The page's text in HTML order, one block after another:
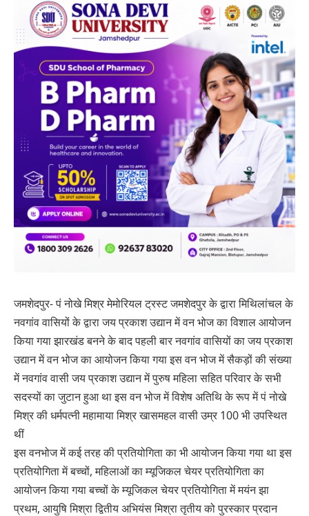
जमशेदपुर- पं नोखे मिश्र मेमोरियल ट्रस्ट जमशेदपुर के द्वारा मिथिलांचल के
नवगांव वासियों के द्वारा जय प्रकाश उद्यान में वन भोज का विशाल आयोजन
किया गया झारखंड बनने के बाद पहली बार नवगांव वासियों का जय प्रकाश
उद्यान में वन भोज का आयोजन किया गया इस वन भोज में सैकड़ों की संख्या
में नवगांव वासी जय प्रकाश उद्यान में पुरुष महिला सहित परिवार के सभी
सदस्यों का जुटान हुआ था इस वन भोज में विशेष अतिथि के रूप में पं नोखे
मिश्र की धर्मपत्नी महामाया मिश्र खासमहल वासी उम्र 100 भी उपस्थित
थीं
इस वनभोज में कई तरह की प्रतियोगिता का भी आयोजन किया गया था इस
प्रतियोगिता में बच्चों, महिलाओं का म्यूजिकल चेयर प्रतियोगिता का
आयोजन किया गया बच्चों के म्यूजिकल चेयर प्रतियोगिता में मयंन झा
प्रथम, आयुषि मिश्रा द्वितीय अभियंस मिश्रा तृतीय को पुरस्कार प्रदान